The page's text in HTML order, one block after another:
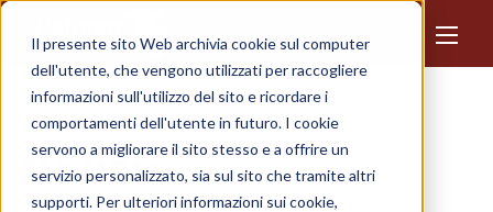
Il presente sito Web archivia cookie sul computer
dell'utente, che vengono utilizzati per raccogliere
informazioni sull'utilizzo del sito e ricordare i
comportamenti dell'utente in futuro. I cookie
servono a migliorare il sito stesso e a offrire un
servizio personalizzato, sia sul sito che tramite altri
supporti. Per ulteriori informazioni sui cookie,
Notizie